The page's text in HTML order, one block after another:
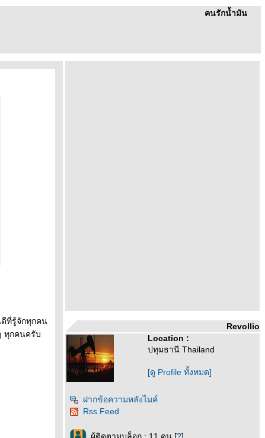
คนรักน้ำมัน
ที่รู้จักทุกคน
ทุกคนครับ
Revollio
Location :
ปทุมธานี Thailand
[ดู Profile ทั้งหมด]
ฝากข้อความหลังไมค์
Rss Feed